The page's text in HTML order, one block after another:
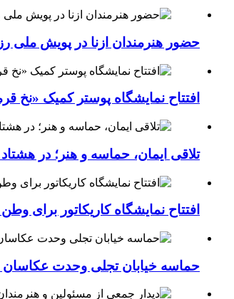
حضور هنرمندان ازنا در پویش ملی
افتتاح نمایشگاه پوستر کمیک «نخ
تلاقی ایمان، حماسه و هنر؛ در
افتتاح نمایشگاه کاریکاتور برای وطن
حماسه خیابان تجلی وحدت عکاسان